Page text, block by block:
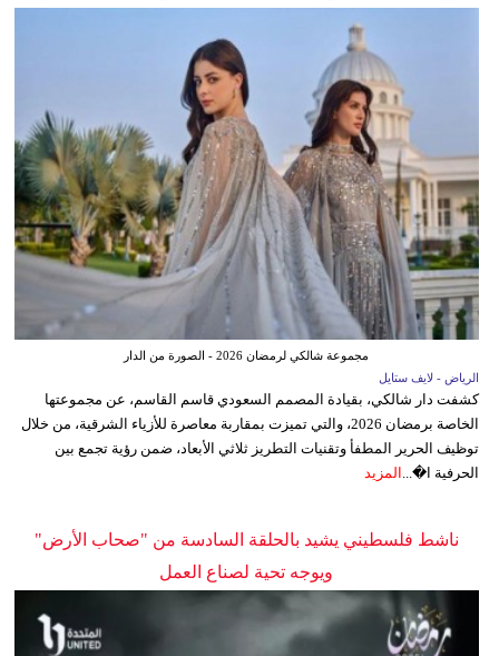
مجموعة شالكي لرمضان 2026 - الصورة من الدار
الرياض - لايف ستايل
كشفت دار شالكي، بقيادة المصمم السعودي قاسم القاسم، عن مجموعتها
الخاصة برمضان 2026، والتي تميزت بمقاربة معاصرة للأزياء الشرقية، من خلال
توظيف الحرير المطفأ وتقنيات التطريز ثلاثي الأبعاد، ضمن رؤية تجمع بين
الحرفية ا�... المزيد
ناشط فلسطيني يشيد بالحلقة السادسة من "صحاب الأرض"
ويوجه تحية لصناع العمل